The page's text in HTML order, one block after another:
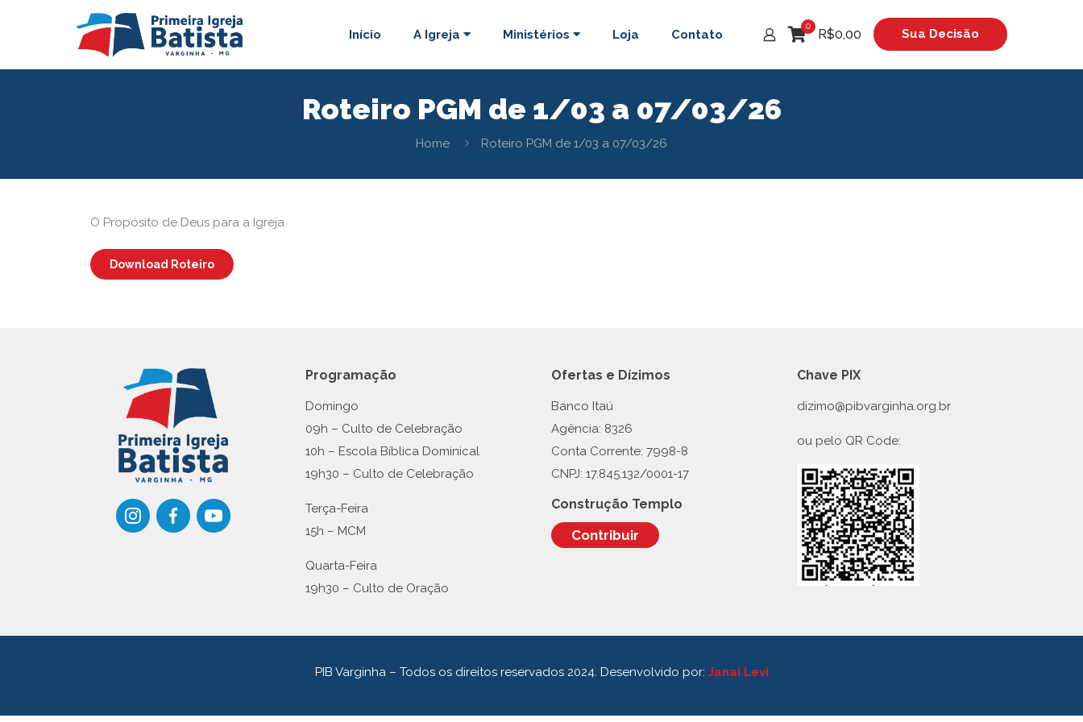
Início A Igreja Ministérios Loja Contato
0
R$0,00 Sua Decisão
Roteiro PGM de 1/03 a 07/03/26
Home Roteiro PGM de 1/03 a 07/03/26
O Propósito de Deus para a Igreja
Download Roteiro
Programação
Domingo
09h – Culto de Celebração
10h – Escola Bíblica Dominical
19h30 – Culto de Celebração
Terça-Feira
15h – MCM
Quarta-Feira
19h30 – Culto de Oração
Ofertas e Dízimos
Banco Itaú
Agência: 8326
Conta Corrente: 7998-8
CNPJ: 17.845.132/0001-17
Construção Templo
Contribuir
Chave PIX
dizimo@pibvarginha.org.br
ou pelo QR Code:
PIB Varginha – Todos os direitos reservados 2024. Desenvolvido por: Janai Levi